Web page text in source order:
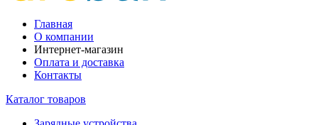
Главная
О компании
Интернет-магазин
Оплата и доставка
Контакты
Каталог товаров